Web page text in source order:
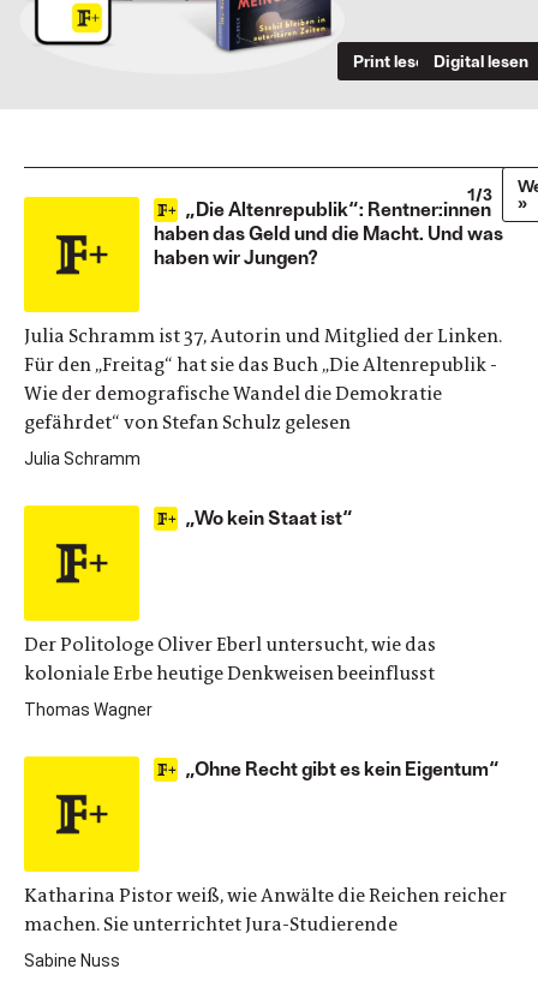
Print lesen Digital lesen
„Die Altenrepublik“: Rentner:innen
haben das Geld und die Macht. Und was
haben wir Jungen?
Julia Schramm ist 37, Autorin und Mitglied der Linken.
Für den „Freitag“ hat sie das Buch „Die Altenrepublik -
Wie der demografische Wandel die Demokratie
gefährdet“ von Stefan Schulz gelesen
Julia Schramm
„Wo kein Staat ist“
Der Politologe Oliver Eberl untersucht, wie das
koloniale Erbe heutige Denkweisen beeinflusst
Thomas Wagner
„Ohne Recht gibt es kein Eigentum“
Katharina Pistor weiß, wie Anwälte die Reichen reicher
machen. Sie unterrichtet Jura-Studierende
Sabine Nuss
1/3
»